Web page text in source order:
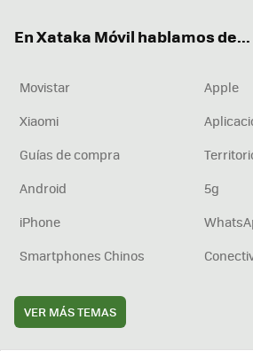
En Xataka Móvil hablamos de...
Movistar
Apple
Xiaomi
Guías de compra
Android
5g
iPhone
Smartphones Chinos
VER MÁS TEMAS